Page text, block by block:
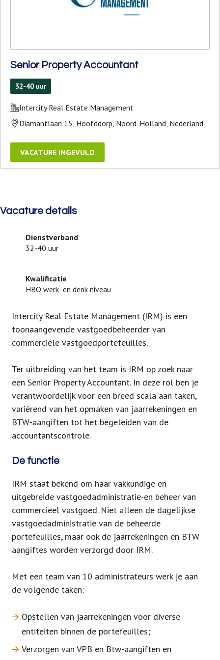
Senior Property Accountant
32-40 uur
Intercity Real Estate Management
Diamantlaan 15, Hoofddorp, Noord-Holland, Nederland
Vacature details
Dienstverband
32-40 uur
Kwalificatie
HBO werk- en denk niveau
Intercity Real Estate Management (IRM) is een
toonaangevende vastgoedbeheerder van
commerciële vastgoedportefeuilles.
Ter uitbreiding van het team is IRM op zoek naar
een Senior Property Accountant. In deze rol ben je
verantwoordelijk voor een breed scala aan taken,
variërend van het opmaken van jaarrekeningen en
BTW-aangiften tot het begeleiden van de
accountantscontrole.
De functie
IRM staat bekend om haar vakkundige en
uitgebreide vastgoedadministratie-en beheer van
commercieel vastgoed. Niet alleen de dagelijkse
vastgoedadministratie van de beheerde
portefeuilles, maar ook de jaarrekeningen en BTW
aangiftes worden verzorgd door IRM.
Met een team van 10 administrateurs werk je aan
de volgende taken:
Opstellen van jaarrekeningen voor diverse
entiteiten binnen de portefeuilles;
Verzorgen van VPB en Btw-aangiften en